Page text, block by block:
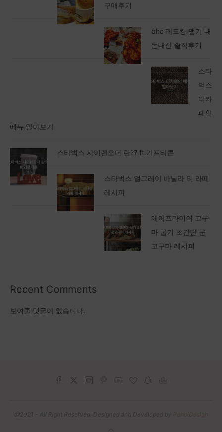
구매후기
bhc 레드킹 맵기 내
돈내산 솔직후기
스타
벅스
디카
페인
메뉴 알아보기
스타벅스 사이렌오더 란?? ft.기프티콘
스타벅스 얼그레이 바닐라 티 라떼
레시피
에어프라이어 고구
마 굽기 초간단 군
고구마 레시피
Recent Comments
보여줄 댓글이 없습니다.
@2021 - All Right Reserved. Designed and Developed by